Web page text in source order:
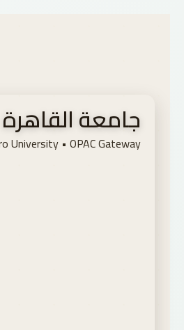
جامعة القاهرة
University • OPAC Gateway